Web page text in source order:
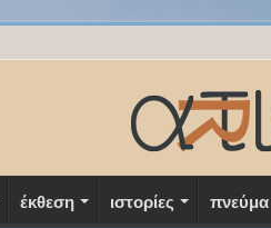
έκθεση ιστορίες πνεύμα